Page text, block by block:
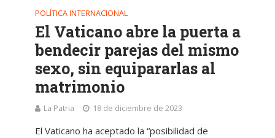
POLÍTICA INTERNACIONAL
El Vaticano abre la puerta a
bendecir parejas del mismo
sexo, sin equipararlas al
matrimonio
La Patria 18 de diciembre de 2023
El Vaticano ha aceptado la “posibilidad de